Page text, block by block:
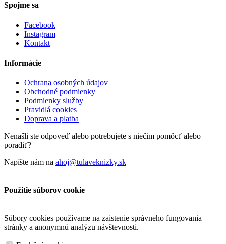
Spojme sa
Facebook
Instagram
Kontakt
Informácie
Ochrana osobných údajov
Obchodné podmienky
Podmienky služby
Pravidlá cookies
Doprava a platba
Nenašli ste odpoveď alebo potrebujete s niečim pomôcť alebo
poradiť?
Napíšte nám na ahoj@tulaveknizky.sk
Použitie súborov cookie
Súbory cookies používame na zaistenie správneho fungovania
stránky a anonymnú analýzu návštevnosti.